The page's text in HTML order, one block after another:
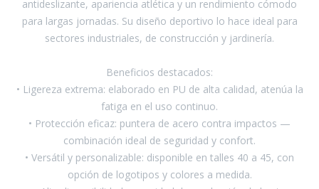
antideslizante, apariencia atlética y un rendimiento cómodo
para largas jornadas. Su diseño deportivo lo hace ideal para
sectores industriales, de construcción y jardinería.
Beneficios destacados:
• Ligereza extrema: elaborado en PU de alta calidad, atenúa la
fatiga en el uso continuo.
• Protección eficaz: puntera de acero contra impactos —
combinación ideal de seguridad y confort.
• Versátil y personalizable: disponible en talles 40 a 45, con
opción de logotipos y colores a medida.
Pinturas y Accesorios
Piscinas e Inflables
Sanitaria
Soldadoras y Accesorios